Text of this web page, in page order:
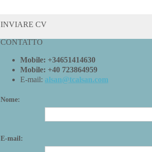
INVIARE CV
CONTATTO
Mobile: +34651414630
Mobile: +40 723864959
E-mail: alsan@tcalsan.com
Nome:
E-mail: